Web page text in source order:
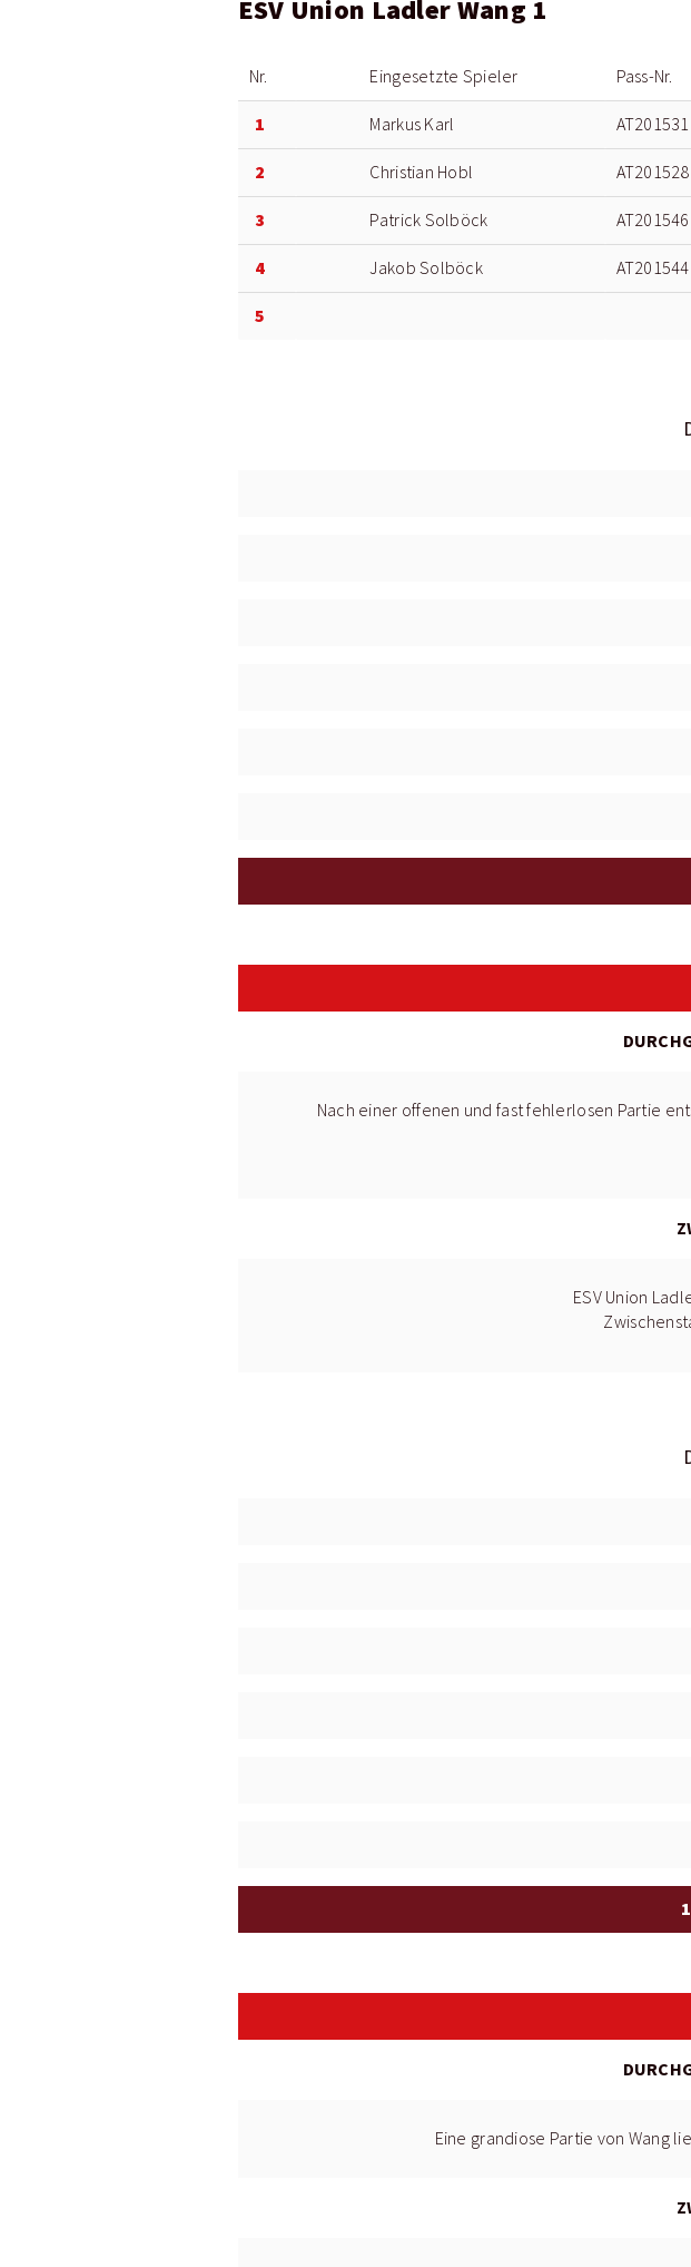
ESV Union Ladler Wang 1
Nr. Eingesetzte Spieler Pass-Nr.
1 Markus Karl AT201531
2 Christian Hobl AT201528
3 Patrick Solböck AT201546
4 Jakob Solböck AT201544
5
Nach einer offenen und fast fehlerlosen Partie
ESV Union
Eine grandiose Partie von Wang